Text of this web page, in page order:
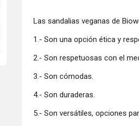
Las sandalias veganas de
1.- Son una opción ética y
2.- Son respetuosas con el
3.- Son cómodas.
4.- Son duraderas.
5.- Son versátiles, opciones